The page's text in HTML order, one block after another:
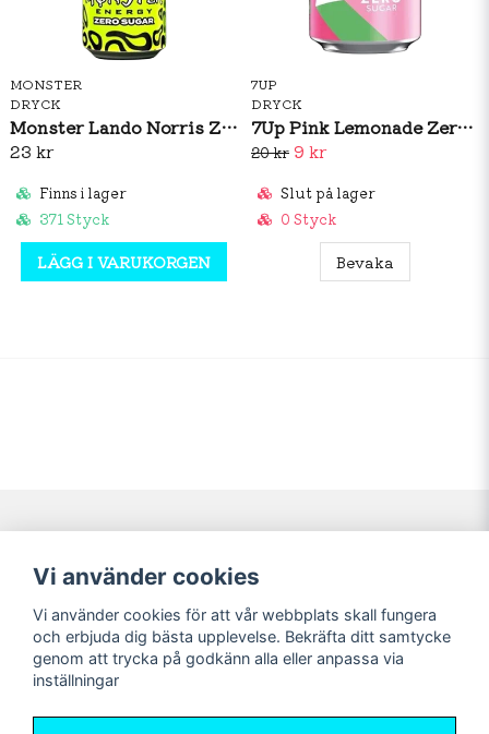
MONSTER
DRYCK
Monster Lando Norris Zero Sugar 500ml
23 kr
Finns i lager
371 Styck
LÄGG I VARUKORGEN
7UP
DRYCK
7Up Pink Lemonade Zero 330ml (BF: 02/2026)
20 kr 9 kr
Slut på lager
0 Styck
Bevaka
Navigering
Nyheter!
Förbeställning
Mitt konto
Logga in
Registrera dig
Glömt lösenord?
Sociala medier
Vi använder cookies
Vi använder cookies för att vår webbplats skall fungera
och erbjuda dig bästa upplevelse. Bekräfta ditt samtycke
genom att trycka på godkänn alla eller anpassa via
inställningar